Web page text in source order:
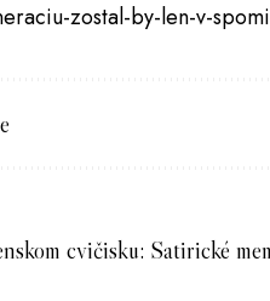
zostal-by-len-v-
cvičisku: Satirické